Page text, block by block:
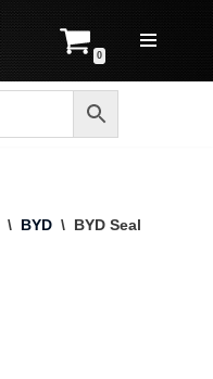
0
\ BYD \ BYD Seal